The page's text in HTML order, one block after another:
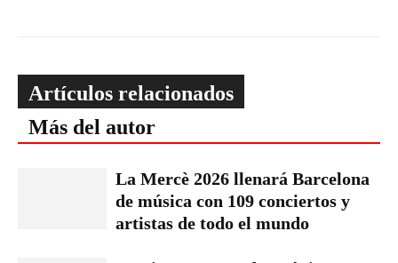
Artículos relacionados
Más del autor
La Mercè 2026 llenará Barcelona
de música con 109 conciertos y
artistas de todo el mundo